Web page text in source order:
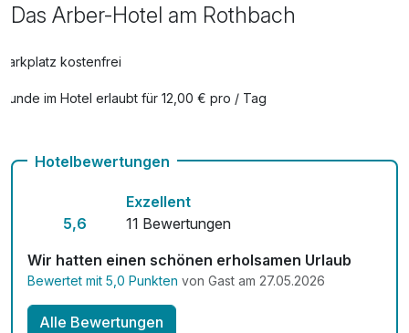
Das Arber-Hotel am Rothbach
Parkplatz kostenfrei
Hunde im Hotel erlaubt für 12,00 € pro / Tag
Hotelbewertungen
5,6
Exzellent
11 Bewertungen
Wir hatten einen schönen erholsamen Urlaub
Bewertet mit 5,0 Punkten von Gast am 27.05.2026
Alle Bewertungen